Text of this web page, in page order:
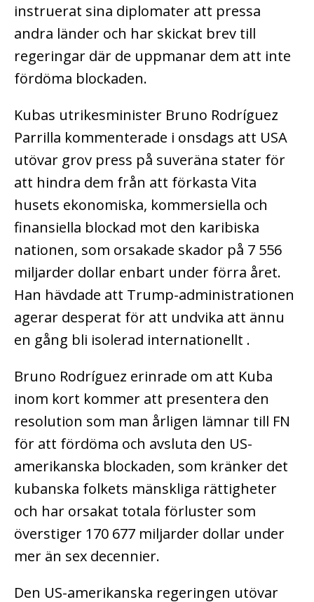
instruerat sina diplomater att pressa
andra länder och har skickat brev till
regeringar där de uppmanar dem att inte
fördöma blockaden.
Kubas utrikesminister Bruno Rodríguez
Parrilla kommenterade i onsdags att USA
utövar grov press på suveräna stater för
att hindra dem från att förkasta Vita
husets ekonomiska, kommersiella och
finansiella blockad mot den karibiska
nationen, som orsakade skador på 7 556
miljarder dollar enbart under förra året.
Han hävdade att Trump-administrationen
agerar desperat för att undvika att ännu
en gång bli isolerad internationellt .
Bruno Rodríguez erinrade om att Kuba
inom kort kommer att presentera den
resolution som man årligen lämnar till FN
för att fördöma och avsluta den US-
amerikanska blockaden, som kränker det
kubanska folkets mänskliga rättigheter
och har orsakat totala förluster som
överstiger 170 677 miljarder dollar under
mer än sex decennier.
Den US-amerikanska regeringen utövar